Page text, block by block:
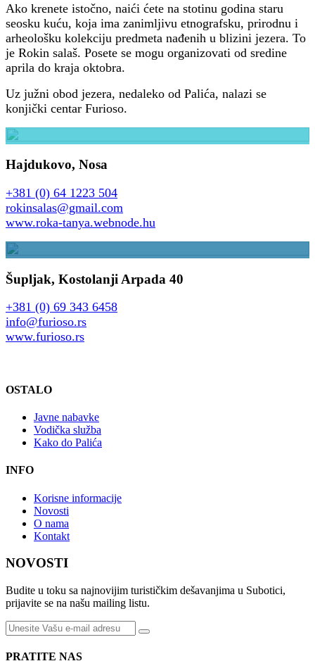
Ako krenete istočno, naići ćete na stotinu godina staru
seosku kuću, koja ima zanimljivu etnografsku, prirodnu i
arheološku kolekciju predmeta nađenih u blizini jezera. To
je Rokin salaš. Posete se mogu organizovati od sredine
aprila do kraja oktobra.
Uz južni obod jezera, nedaleko od Palića, nalazi se
konjički centar Furioso.
Hajdukovo, Nosa
+381 (0) 64 1223 504
rokinsalas@gmail.com
www.roka-tanya.webnode.hu
Šupljak, Kostolanji Arpada 40
+381 (0) 69 343 6458
info@furioso.rs
www.furioso.rs
OSTALO
Javne nabavke
Vodička služba
Kako do Palića
INFO
Korisne informacije
Novosti
O nama
Kontakt
NOVOSTI
Budite u toku sa najnovijim turističkim dešavanjima u Subotici,
prijavite se na našu mailing listu.
PRATITE NAS